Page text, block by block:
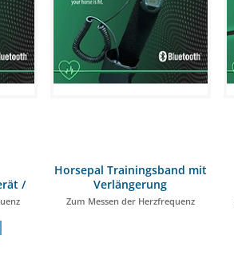
/
Horsepal Trainingsband mit
Verlängerung
Zum Messen der Herzfrequenz